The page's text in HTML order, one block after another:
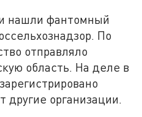
нашли фантомный
По
отправляло
область. На деле в
другие организации.